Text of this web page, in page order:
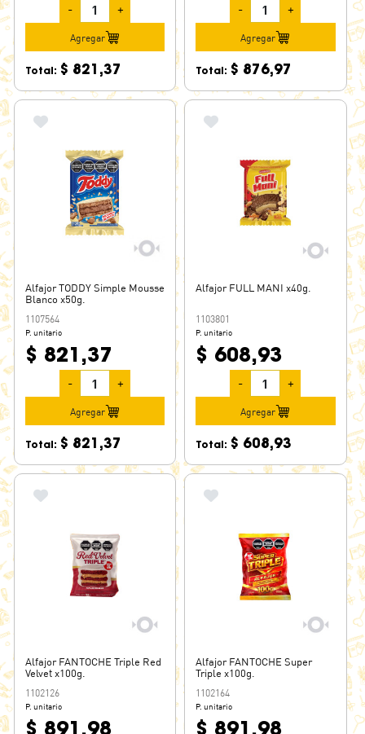
- +
Agregar
Total: $ 821,37
- +
Agregar
Total: $ 876,97
Alfajor TODDY Simple Mousse
Blanco x50g.
1107564
P. unitario
$ 821,37
- +
Agregar
Total: $ 821,37
Alfajor FULL MANI x40g.
1103801
P. unitario
$ 608,93
- +
Agregar
Total: $ 608,93
Alfajor FANTOCHE Triple Red
Velvet x100g.
1102126
P. unitario
$ 891,98
Alfajor FANTOCHE Super
Triple x100g.
1102164
P. unitario
$ 891,98